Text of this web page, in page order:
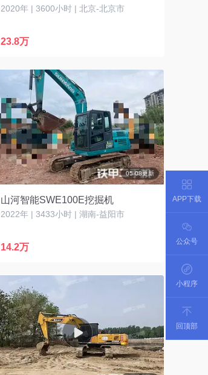
2020年 | 3600小时 | 北京-北京市
23.8万
05-08更新
山河智能SWE100E挖掘机
2022年 | 3433小时 | 湖南-益阳市
14.2万
APP下载
公众号
小程序
回顶部